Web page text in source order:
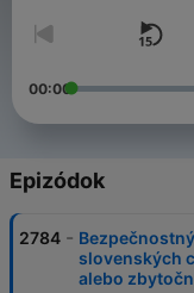
00:00
Epizódok
2784 -
slovenských
alebo